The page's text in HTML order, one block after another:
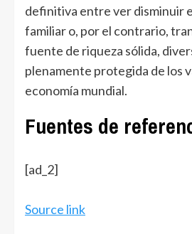
definitiva entre ver disminuir
familiar o, por el contrario,
fuente de riqueza sólida,
plenamente protegida de los
economía mundial.
Fuentes de
Navegación
entradas
[ad_2]
Source link